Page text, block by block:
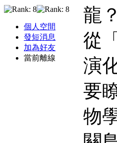
個人空間
發短消息
加為好友
當前離線
龍
從
演
要
物